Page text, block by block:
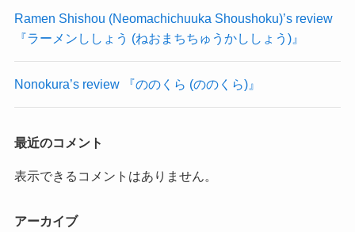
Ramen Shishou (Neomachichuuka Shoushoku)’s review
『ラーメンししょう (ねおまちちゅうかししょう)』
Nonokura’s review 『ののくら (ののくら)』
最近のコメント
表示できるコメントはありません。
アーカイブ